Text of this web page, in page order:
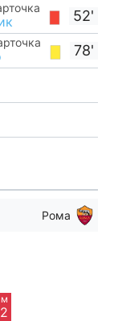
52'
78'
Рома
2